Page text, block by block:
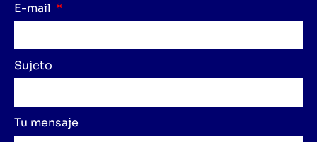
E-mail
Sujeto
Tu mensaje